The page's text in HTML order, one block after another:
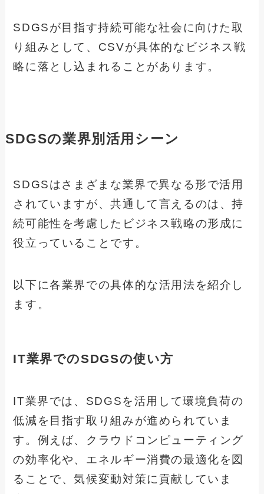
SDGSが目指す持続可能な社会に向けた取
り組みとして、CSVが具体的なビジネス戦
略に落とし込まれることがあります。
SDGSの業界別活用シーン
SDGSはさまざまな業界で異なる形で活用
されていますが、共通して言えるのは、持
続可能性を考慮したビジネス戦略の形成に
役立っていることです。
以下に各業界での具体的な活用法を紹介し
ます。
IT業界でのSDGSの使い方
IT業界では、SDGSを活用して環境負荷の
低減を目指す取り組みが進められていま
す。例えば、クラウドコンピューティング
の効率化や、エネルギー消費の最適化を図
ることで、気候変動対策に貢献していま